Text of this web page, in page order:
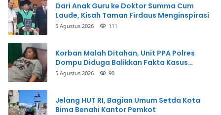
Dari Anak Guru ke Doktor Summa Cum
Laude, Kisah Taman Firdaus Menginspirasi
5 Agustus 2026 111
Korban Malah Ditahan, Unit PPA Polres
Dompu Diduga Balikkan Fakta Kasus
Penganiayaan
5 Agustus 2026 90
Jelang HUT RI, Bagian Umum Setda Kota
Bima Benahi Kantor Pemkot